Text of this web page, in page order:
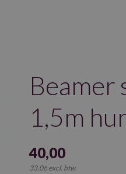
Beamer
1,5m
40,00
33,06 excl. btw.